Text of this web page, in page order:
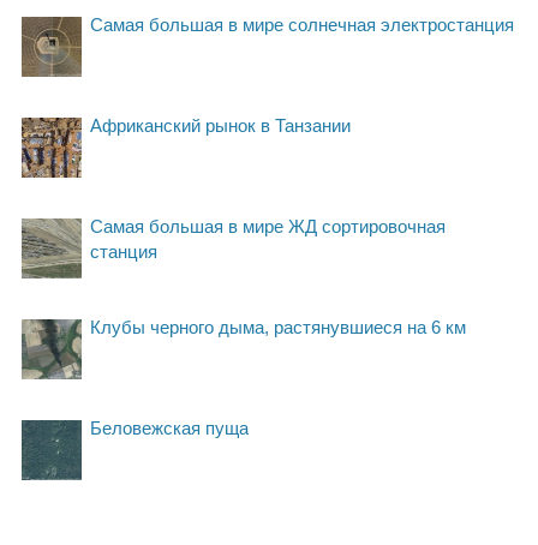
Самая большая в мире солнечная электростанция
Африканский рынок в Танзании
Самая большая в мире ЖД сортировочная
станция
Клубы черного дыма, растянувшиеся на 6 км
Беловежская пуща